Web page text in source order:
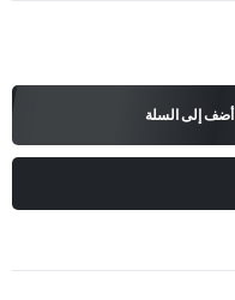
أضف إلى السلة